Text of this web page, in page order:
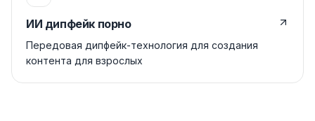
ИИ дипфейк порно
Передовая дипфейк-технология для создания
контента для взрослых